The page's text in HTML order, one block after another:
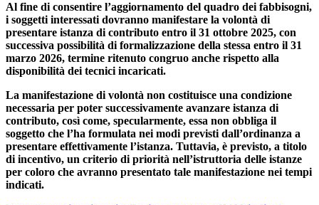
Al fine di consentire l’aggiornamento del quadro dei fabbisogni,
i soggetti interessati dovranno manifestare la volontà di
presentare istanza di contributo entro il 31 ottobre 2025, con
successiva possibilità di formalizzazione della stessa entro il 31
marzo 2026, termine ritenuto congruo anche rispetto alla
disponibilità dei tecnici incaricati.
La manifestazione di volontà non costituisce una condizione
necessaria per poter successivamente avanzare istanza di
contributo, così come, specularmente, essa non obbliga il
soggetto che l’ha formulata nei modi previsti dall’ordinanza a
presentare effettivamente l’istanza. Tuttavia, è previsto, a titolo
di incentivo, un criterio di priorità nell’istruttoria delle istanze
per coloro che avranno presentato tale manifestazione nei tempi
indicati.